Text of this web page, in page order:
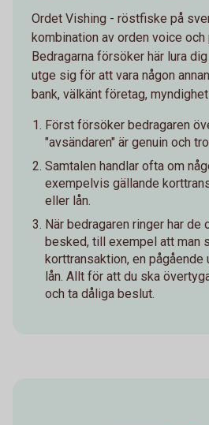
Ordet Vishing - röstfiske på
kombination av orden voice och
Bedragarna försöker här lura
utge sig för att vara någon
bank, välkänt företag,
Först försöker bedragaren
"avsändaren" är genuin och
Samtalen handlar ofta om
exempelvis gällande
eller lån.
När bedragaren ringer har
besked, till exempel att man
korttransaktion, en
lån. Allt för att du ska
och ta dåliga beslut.